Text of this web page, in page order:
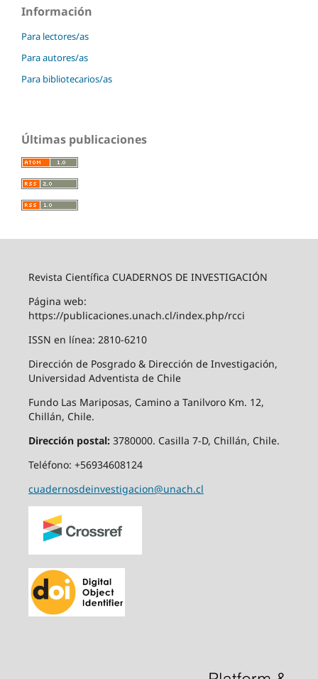
Información
Para lectores/as
Para autores/as
Para bibliotecarios/as
Últimas publicaciones
Revista Científica CUADERNOS DE INVESTIGACIÓN
Página web:
https://publicaciones.unach.cl/index.php/rcci
ISSN en línea: 2810-6210
Dirección de Posgrado & Dirección de Investigación,
Universidad Adventista de Chile
Fundo Las Mariposas, Camino a Tanilvoro Km. 12,
Chillán, Chile.
Dirección postal:3780000. Casilla 7-D, Chillán, Chile.
Teléfono: +56934608124
cuadernosdeinvestigacion@unach.cl